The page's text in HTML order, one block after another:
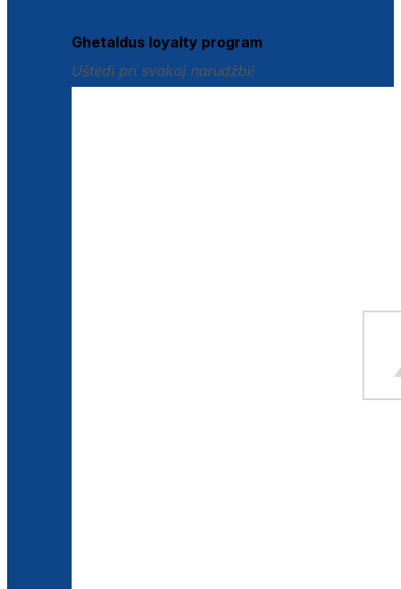
Ghetaldus loyalty program
Uštedi pri svakoj narudžbi!